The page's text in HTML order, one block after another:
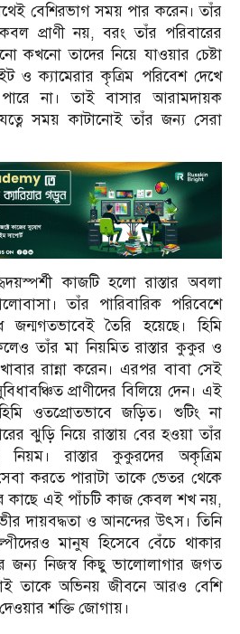
বেশিরভাগ সময় পার করেন। তাঁর
প্রাণী নয়, বরং তাঁর পরিবারের
কখনো তাদের নিয়ে যাওয়ার চেষ্টা
ও ক্যামেরার কৃত্রিম পরিবেশ দেখে
না। তাই বাসার আরামদায়ক
সময় কাটানোই তাঁর জন্য সেরা
কাজটি হলো রাস্তার অবলা
তাঁর পারিবারিক পরিবেশে
জন্মগতভাবেই তৈরি হয়েছে। হিমি
তাঁর মা নিয়মিত রাস্তার কুকুর ও
রান্না করেন। এরপর বাবা সেই
প্রাণীদের বিলিয়ে দেন। এই
ওতপ্রোতভাবে জড়িত। শুটিং না
ঝুড়ি নিয়ে রাস্তায় বের হওয়া তাঁর
রাস্তার কুকুরদের অকৃত্রিম
করতে পারাটা তাকে ভেতর থেকে
কাছে এই পাঁচটি কাজ কেবল শখ নয়,
দায়বদ্ধতা ও আনন্দের উৎস। তিনি
মানুষ হিসেবে বেঁচে থাকার
জন্য নিজস্ব কিছু ভালোলাগার জগত
তাকে অভিনয় জীবনে আরও বেশি
শক্তি জোগায়।